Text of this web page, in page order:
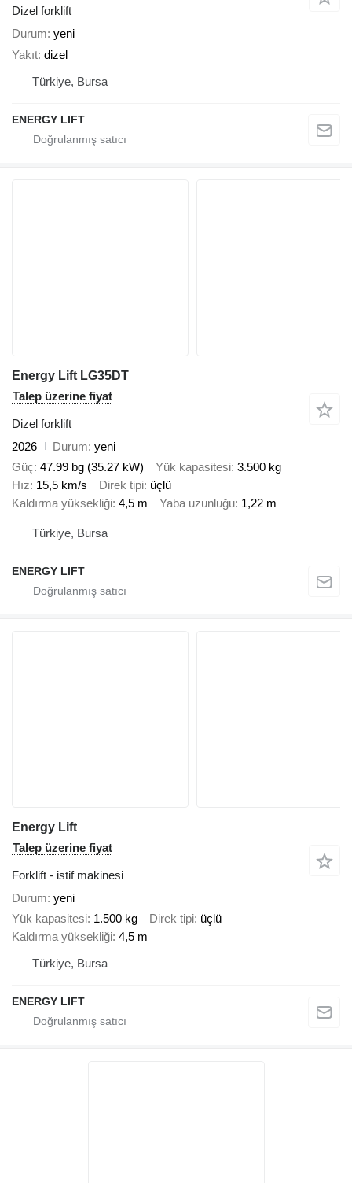
Dizel forklift
Durum yeni
Yakıt dizel
Türkiye, Bursa
ENERGY LIFT
Energy Lift LG35DT
Talep üzerine fiyat
Dizel forklift
2026
Durum yeni
Güç 47.99 bg (35.27 kW) Yük kapasitesi 3.500 kg
Hız 15,5 km/s Direk tipi üçlü
Kaldırma yüksekliği 4,5 m Yaba uzunluğu 1,22 m
Türkiye, Bursa
ENERGY LIFT
Energy Lift
Talep üzerine fiyat
Forklift - istif makinesi
Durum yeni
Yük kapasitesi 1.500 kg Direk tipi üçlü
Kaldırma yüksekliği 4,5 m
Türkiye, Bursa
ENERGY LIFT